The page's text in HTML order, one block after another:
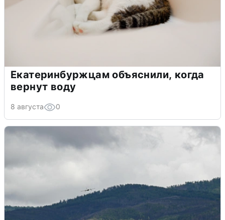
Екатеринбуржцам объяснили, когда
вернут воду
8 августа 0